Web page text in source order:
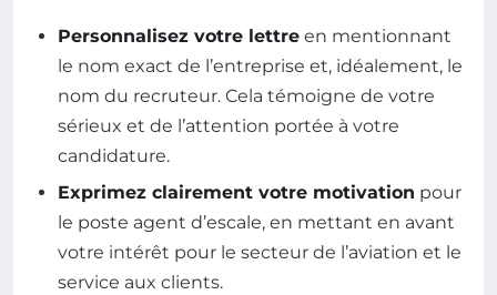
Personnalisez votre lettre en mentionnant
le nom exact de l’entreprise et, idéalement, le
nom du recruteur. Cela témoigne de votre
sérieux et de l’attention portée à votre
candidature.
Exprimez clairement votre motivation pour
le poste agent d’escale, en mettant en avant
votre intérêt pour le secteur de l’aviation et le
service aux clients.